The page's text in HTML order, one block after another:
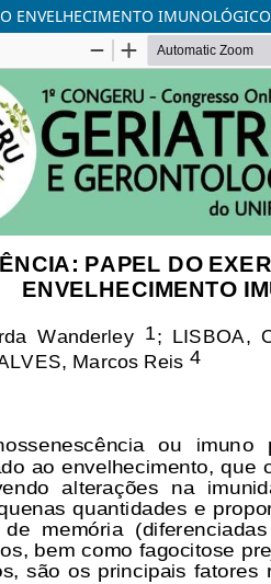
ENVELHECIMENTO IMUNOLÓGICO